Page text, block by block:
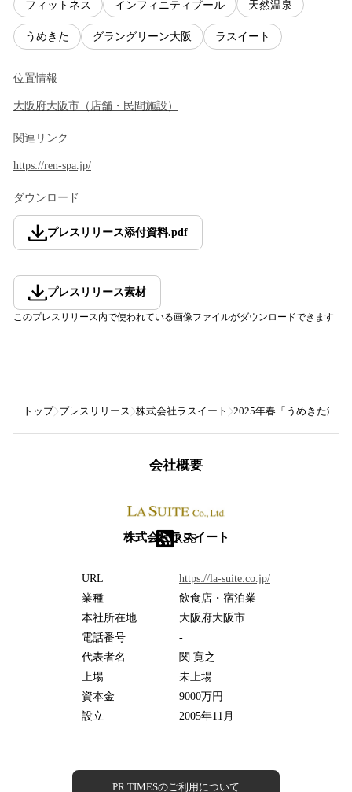
フィットネス インフィニティプール 天然温泉
うめきた グラングリーン大阪 ラスイート
位置情報
大阪府大阪市 （ 店舗・民間施設 ）
関連リンク
https://ren-spa.jp/
ダウンロード
プレスリリース添付資料.pdf
プレスリリース素材
このプレスリリース内で使われている画像ファイルがダウンロードできます
トップ プレスリリース 株式会社ラスイート 2025年春「うめきた温泉
会社概要
株式会社ラスイート
RSS
URL
https://la-suite.co.jp/
業種
飲食店・宿泊業
本社所在地
大阪府大阪市
電話番号
-
代表者名
関 寛之
上場
未上場
資本金
9000万円
設立
2005年11月
PR TIMESのご利用について